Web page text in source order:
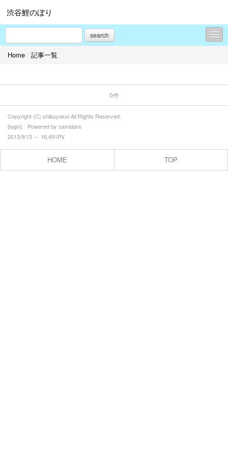
渋谷鯉のぼり
search
コンテンツ
Home / 記事一覧
0件
Copyright (C) shibuyakoi All Rights Reserved.
[login] Powered by samidare
2013/9/13 ～ 16,491PV
HOME TOP